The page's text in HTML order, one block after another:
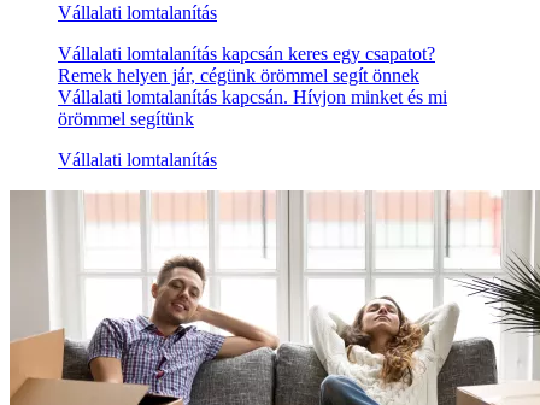
Vállalati lomtalanítás
Vállalati lomtalanítás kapcsán keres egy csapatot?
Remek helyen jár, cégünk örömmel segít önnek
Vállalati lomtalanítás kapcsán. Hívjon minket és mi
örömmel segítünk
Vállalati lomtalanítás